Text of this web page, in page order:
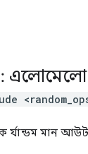
এলোমেলো
র্যান্ডম মান